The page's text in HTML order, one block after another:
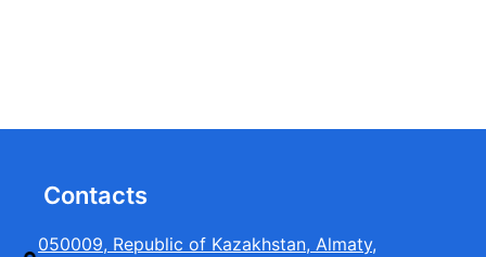
Contacts
050009, Republic of Kazakhstan, Almaty,